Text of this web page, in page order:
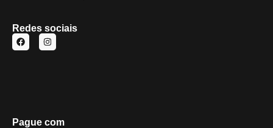
Redes sociais
Pague com